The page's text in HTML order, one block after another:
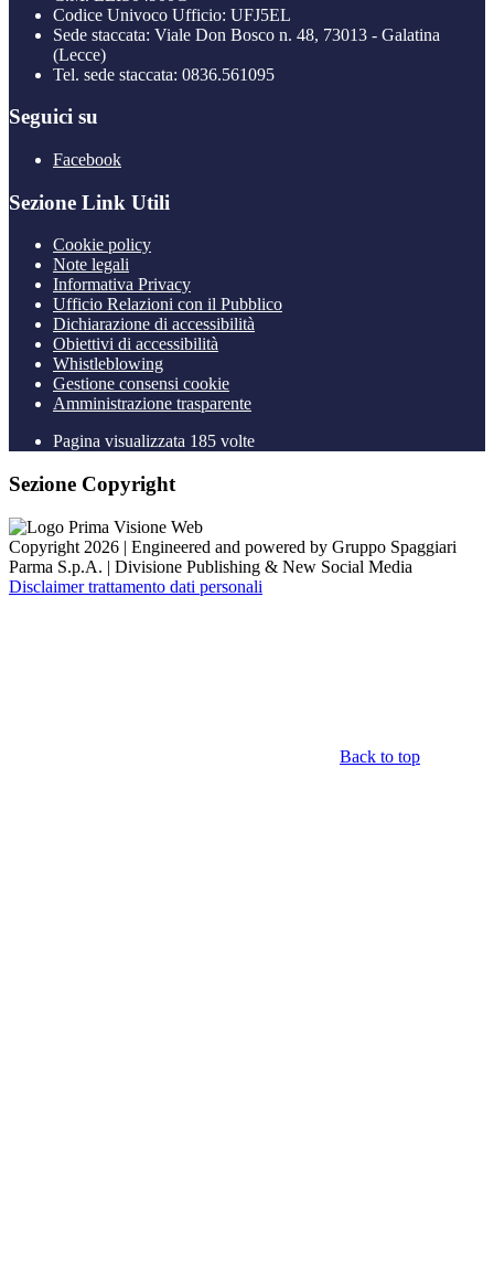
Codice Univoco Ufficio: UFJ5EL
Sede staccata: Viale Don Bosco n. 48, 73013 - Galatina
(Lecce)
Tel. sede staccata: 0836.561095
Seguici su
Facebook
Sezione Link Utili
Cookie policy
Note legali
Informativa Privacy
Ufficio Relazioni con il Pubblico
Dichiarazione di accessibilità
Obiettivi di accessibilità
Whistleblowing
Gestione consensi cookie
Amministrazione trasparente
Pagina visualizzata 185 volte
Sezione Copyright
Copyright 2026 | Engineered and powered by Gruppo Spaggiari
Parma S.p.A. | Divisione Publishing & New Social Media
Disclaimer trattamento dati personali
Back to top